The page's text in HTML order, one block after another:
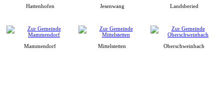
Hattenhofen Jesenwang Landsberied
Mammendorf Mittelstetten Oberschweinbach